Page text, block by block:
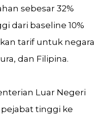
sebesar 32%
dari baseline 10%
tarif untuk negara
dan Filipina.
Luar Negeri
tinggi ke